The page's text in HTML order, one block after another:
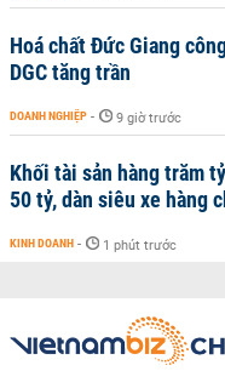
Hoá chất Đức Giang
DGC tăng trần
DOANH NGHIỆP - 9 giờ trước
Khối tài sản hàng trăm
50 tỷ, dàn siêu xe hàng
KINH DOANH - 1 phút trước